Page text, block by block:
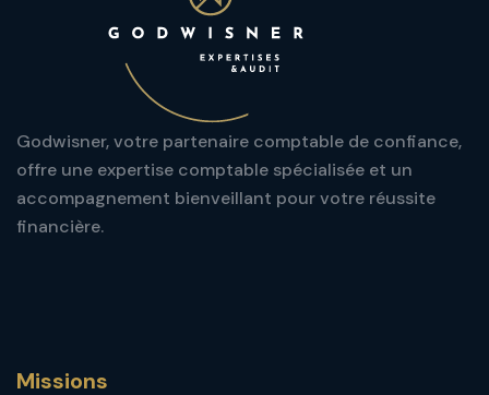
Godwisner, votre partenaire comptable de confiance,
offre une expertise comptable spécialisée et un
accompagnement bienveillant pour votre réussite
financière.
Missions